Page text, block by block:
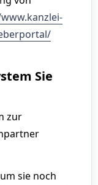
Sie
zur
sie noch